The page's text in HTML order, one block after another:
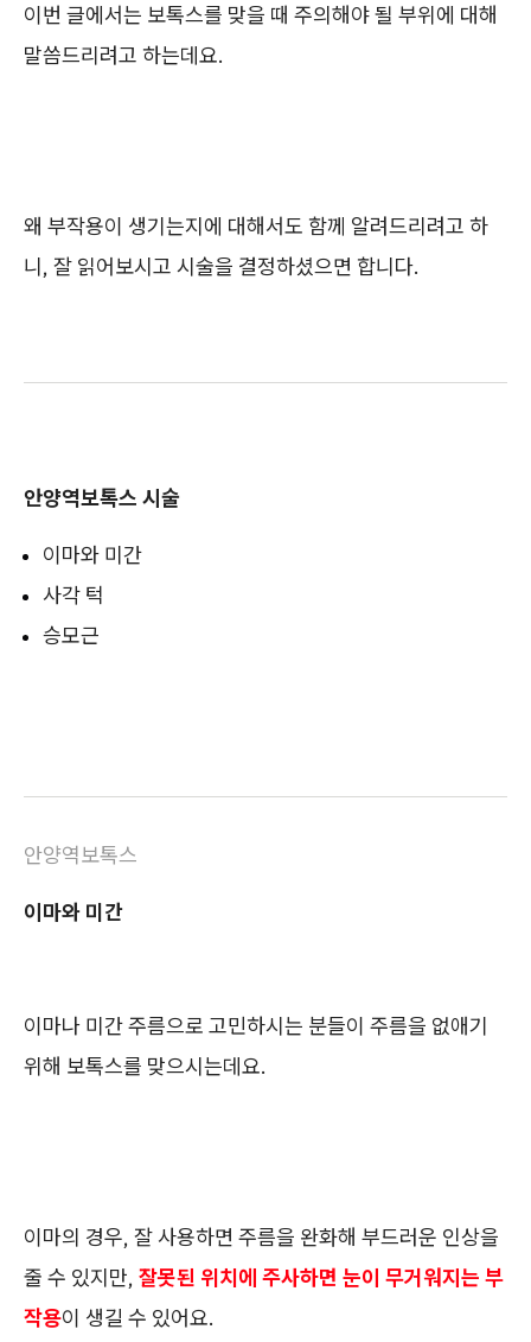
이번 글에서는 보톡스를 맞을 때 주의해야 될 부위에 대해
말씀드리려고 하는데요.
왜 부작용이 생기는지에 대해서도 함께 알려드리려고 하
니, 잘 읽어보시고 시술을 결정하셨으면 합니다.
안양역보톡스 시술
이마와 미간
사각 턱
승모근
안양역보톡스
이마와 미간
이마나 미간 주름으로 고민하시는 분들이 주름을 없애기
위해 보톡스를 맞으시는데요.
이마의 경우, 잘 사용하면 주름을 완화해 부드러운 인상을
줄 수 있지만, 잘못된 위치에 주사하면 눈이 무거워지는 부
작용이 생길 수 있어요.